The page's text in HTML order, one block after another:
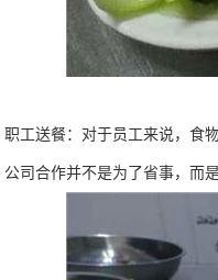
职工送餐：对于员工来说，食
公司合作并不是为了省事，而